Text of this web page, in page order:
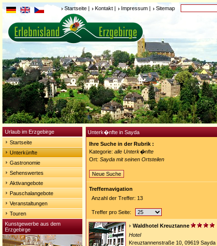
Startseite | Kontakt | Impressum | Sitemap
Urlaub im Erzgebirge
Startseite
Unterkünfte
Gastronomie
Sehenswertes
Aktivangebote
Pauschalangebote
Veranstaltungen
Touren
Kunstgewerbe aus dem
Erzgebirge
Unterk�nfte in Sayda
Ihre Suche in der Rubrik :
Kategorie: alle Unterk�nfte
Ort: Sayda mit seinen Ortsteilen
Neue Suche
Treffernavigation
Anzahl der Treffer: 13
Treffer pro Seite:
Waldhotel Kreuztanne
Hotel
Kreuztannenstraße 10, 09619